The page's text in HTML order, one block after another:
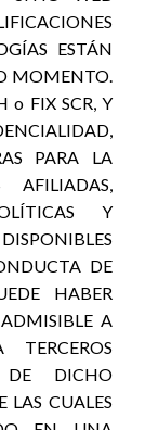
ESTÁN
MOMENTO.
o FIX SCR, Y
PARA LA
Y
DE
HABER
A
DE DICHO
LAS CUALES